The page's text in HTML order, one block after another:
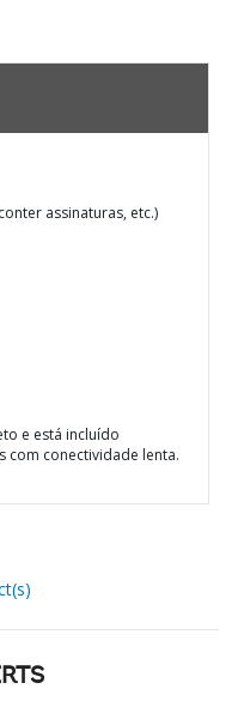
assinaturas, etc.)
e está incluído
com conectividade lenta.